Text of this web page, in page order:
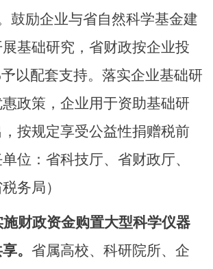
鼓励企业与省自然科学基金建
基础研究，省财政按企业投
予以配套支持。落实企业基础研
政策，企业用于资助基础研
按规定享受公益性捐赠税前
单位：省科技厅、省财政厅、
务局）
施财政资金购置大型科学仪器
。 省属高校、科研院所、企